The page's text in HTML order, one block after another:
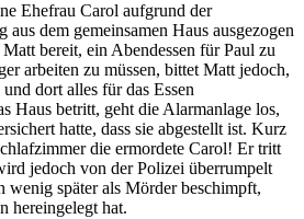
Ehefrau Carol aufgrund der
aus dem gemeinsamen Haus ausgezogen
bereit, ein Abendessen für Paul zu
arbeiten zu müssen, bittet Matt jedoch,
dort alles für das Essen
Haus betritt, geht die Alarmanlage los,
hatte, dass sie abgestellt ist. Kurz
die ermordete Carol! Er tritt
jedoch von der Polizei überrumpelt
wenig später als Mörder beschimpft,
hereingelegt hat.